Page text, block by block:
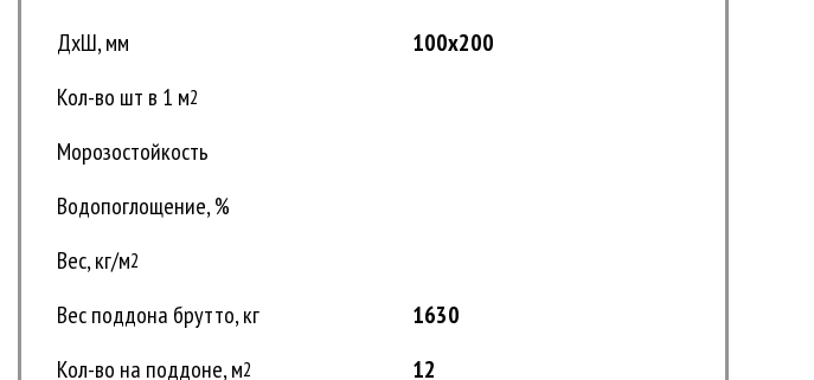
ДxШ, мм
100x200
Кол-во шт в 1 м2
Морозостойкость
Водопоглощение, %
Вес, кг/м2
Вес поддона брутто, кг
1630
Кол-во на поддоне, м2 12